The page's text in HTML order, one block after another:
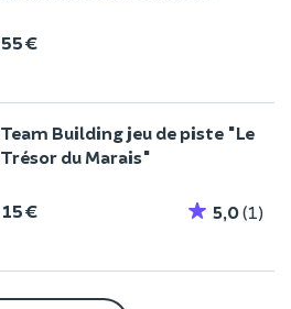
55 €
Team Building jeu de piste "Le
Trésor du Marais"
15 € 5,0(1)